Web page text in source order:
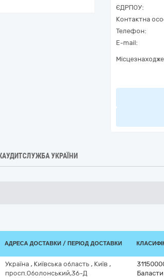
ЄДРПОУ:
Контактна
Телефон:
E-mail:
УКРАЇНИ
АДРЕСА ДОСТАВКИ / ПЕРІОД ДОСТАВКИ
Україна , Київська область , Київ ,
просп.Оболонський,36-Д